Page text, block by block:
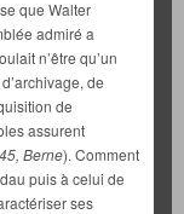
que Walter
admiré a
n’être qu’un
de
de
assurent
Berne). Comment
puis à celui de
ses